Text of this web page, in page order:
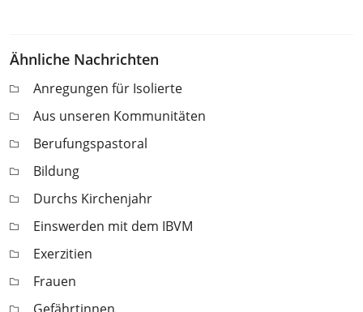
Ähnliche Nachrichten
Anregungen für Isolierte
Aus unseren Kommunitäten
Berufungspastoral
Bildung
Durchs Kirchenjahr
Einswerden mit dem IBVM
Exerzitien
Frauen